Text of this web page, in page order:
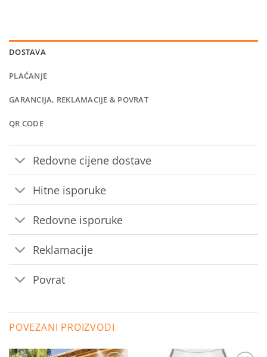
DOSTAVA
PLAĆANJE
GARANCIJA, REKLAMACIJE & POVRAT
QR CODE
Redovne cijene dostave
Hitne isporuke
Redovne isporuke
Reklamacije
Povrat
POVEZANI PROIZVODI